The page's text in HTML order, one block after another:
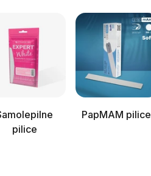
pilice
PapMAM pilice